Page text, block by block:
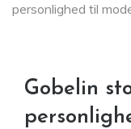
personlighed til
Gobelin